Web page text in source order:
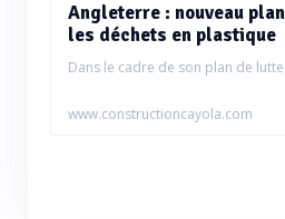
Angleterre : nouveau
les déchets en plastique
Dans le cadre de son plan de
www.constructioncayola.com